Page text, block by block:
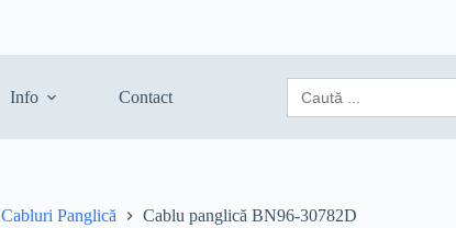
Info Contact
Search
for:
Cabluri Panglică Cablu panglică BN96-30782D